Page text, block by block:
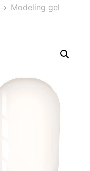
Modeling gel